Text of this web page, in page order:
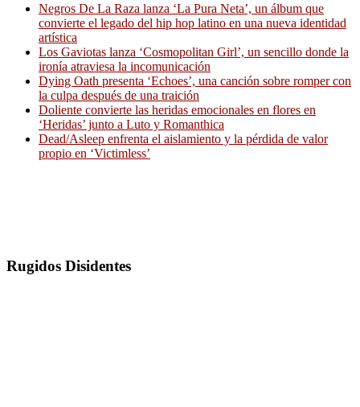
Negros De La Raza lanza ‘La Pura Neta’, un álbum que
convierte el legado del hip hop latino en una nueva identidad
artística
Los Gaviotas lanza ‘Cosmopolitan Girl’, un sencillo donde la
ironía atraviesa la incomunicación
Dying Oath presenta ‘Echoes’, una canción sobre romper con
la culpa después de una traición
Doliente convierte las heridas emocionales en flores en
‘Heridas’ junto a Luto y Romanthica
Dead/Asleep enfrenta el aislamiento y la pérdida de valor
propio en ‘Victimless’
Rugidos Disidentes